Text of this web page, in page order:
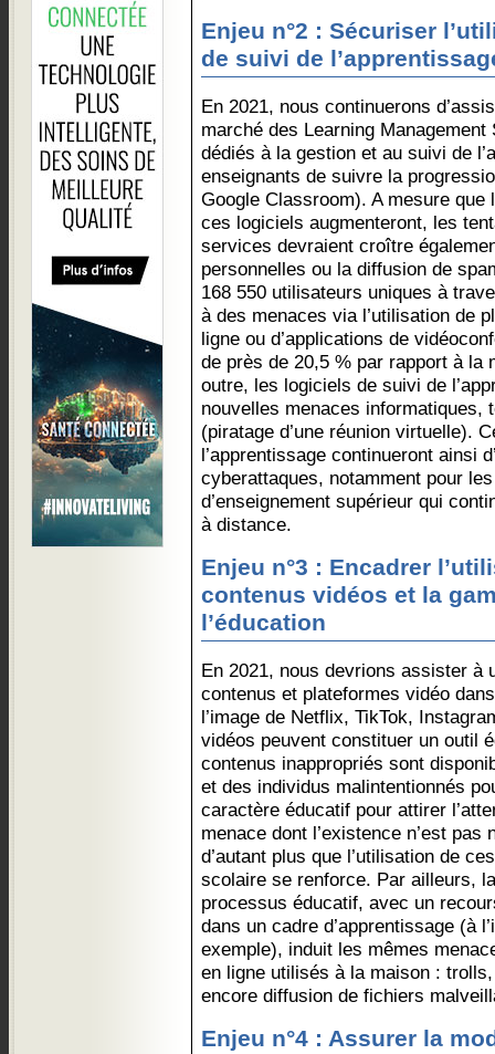
Enjeu n°2 : Sécuriser
de suivi de
En 2021, nous continuerons
marché des Learning
dédiés à la gestion et au suivi de
enseignants de suivre la
Google Classroom). A mesure que
ces logiciels augmenteront, les
services devraient croître
personnelles ou la diffusion de
168 550 utilisateurs uniques à
à des menaces via l’utilisation de
ligne ou d’applications de
de près de 20,5 % par rapport à la
outre, les logiciels de suivi de
nouvelles menaces informatiques,
(piratage d’une réunion virtuelle).
l’apprentissage continueront ainsi
cyberattaques, notamment pour
d’enseignement supérieur qui
à distance.
Enjeu n°3 : Encadrer
contenus vidéos et la
l’éducation
En 2021, nous devrions assister à
contenus et plateformes vidéo
l’image de Netflix, TikTok,
vidéos peuvent constituer un outil
contenus inappropriés sont
et des individus malintentionnés
caractère éducatif pour attirer
menace dont l’existence n’est
d’autant plus que l’utilisation de
scolaire se renforce. Par ailleurs,
processus éducatif, avec un
dans un cadre d’apprentissage (à
exemple), induit les mêmes
en ligne utilisés à la maison :
encore diffusion de fichiers
Enjeu n°4 : Assurer la